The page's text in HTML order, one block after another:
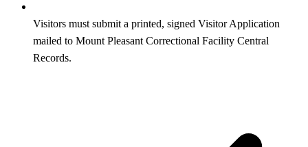
Visitors must submit a printed, signed Visitor Application
mailed to Mount Pleasant Correctional Facility Central
Records.